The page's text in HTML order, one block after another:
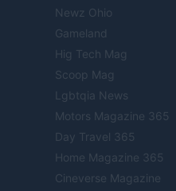
Newz Ohio
Gameland
Hig Tech Mag
Scoop Mag
Lgbtqia News
Motors Magazine 365
Day Travel 365
Home Magazine 365
Cineverse Magazine